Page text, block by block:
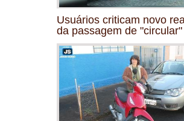
Usuários criticam novo
da passagem de "circular"